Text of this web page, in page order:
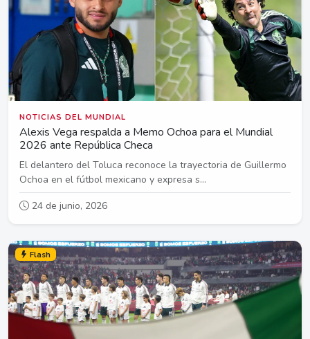
NOTICIAS DEL MUNDIAL
Alexis Vega respalda a Memo Ochoa para el Mundial
2026 ante República Checa
El delantero del Toluca reconoce la trayectoria de Guillermo
Ochoa en el fútbol mexicano y expresa s...
24 de junio, 2026
Flash